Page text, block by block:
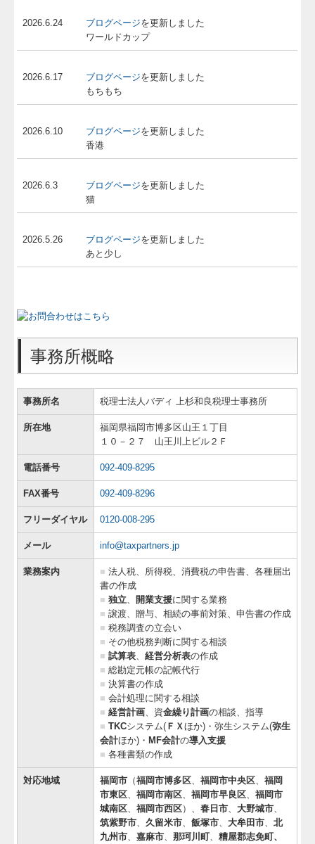
2026.6.24 ブログページを更新しました
ワールドカップ
2026.6.17 ブログページを更新しました
もちもち
2026.6.10 ブログページを更新しました
香港
2026.6.3 ブログページを更新しました
猫
2026.5.26 ブログページを更新しました
あと少し
事務所概略
事務所名 税理士法人バディ 上杉和良税理士事務所
所在地
福岡県福岡市博多区山王１丁目
１０－２７ 山王川上ビル２Ｆ
電話番号 092-409-8295
FAX番号 092-409-8296
フリーダイヤル 0120-008-295
メール info@taxpartners.jp
業務案内 ■ 法人税、所得税、消費税の申告書、各種届出
書の作成
■ 独立、 開業支援に関する業務
■ 譲渡、贈与、相続の事前対策、申告書の作成
■ 税務調査の立会い
■ その他税務判断に関する相談
■ 試算表、経営分析表の作成
■ 総勘定元帳の記帳代行
■ 決算書の作成
■ 会計処理に関する相談
■ 経営計画、資金繰り計画の相談、指導
■ TKCシステム( ＦＸほか)・弥生システム(弥生
会計ほか)・ MF会計の導入支援
■ 各種書類の作成
対応地域 福岡市 （福岡市博多区、福岡市中央区、福岡
市東区、福岡市南区、福岡市早良区、福岡市
城南区、福岡市西区）、春日市、大野城市、
筑紫野市、久留米市、飯塚市、大牟田市、北
九州市、嘉麻市、那珂川町、糟屋郡志免町、